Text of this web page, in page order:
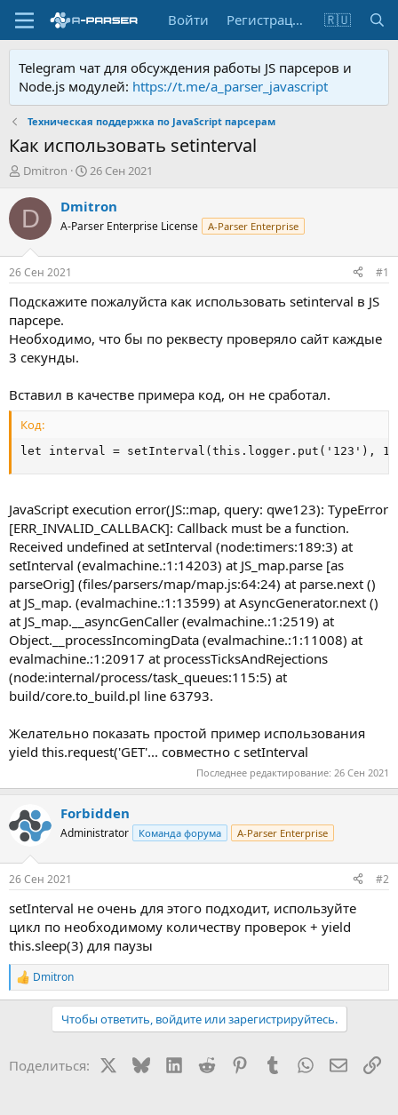
Войти Регистрация 🇷🇺
Telegram чат для обсуждения работы JS парсеров и
Node.js модулей: https://t.me/a_parser_javascript
Техническая поддержка по JavaScript парсерам
Как использовать setinterval
А
т
т
е
м
ы
Dmitron
Д
т
н
а
л
26 Сен 2021
D Dmitron
A-Parser Enterprise License A-Parser Enterprise
26 Сен 2021 #1
Подскажите пожалуйста как использовать setinterval в JS
парсере.
Необходимо, что бы по реквесту проверяло сайт каждые
3 секунды.
Вставил в качестве примера код, он не сработал.
Код:
let interval = setInterval(this.logger.put('123'),
JavaScript execution error(JS::map, query: qwe123): TypeError
[ERR_INVALID_CALLBACK]: Callback must be a function.
Received undefined at setInterval (node:timers:189:3) at
setInterval (evalmachine.:1:14203) at JS_map.parse [as
parseOrig] (files/parsers/map/map.js:64:24) at parse.next ()
at JS_map. (evalmachine.:1:13599) at AsyncGenerator.next ()
at JS_map.__asyncGenCaller (evalmachine.:1:2519) at
Object.__processIncomingData (evalmachine.:1:11008) at
evalmachine.:1:20917 at processTicksAndRejections
(node:internal/process/task_queues:115:5) at
build/core.to_build.pl line 63793.
Желательно показать простой пример использования
yield this.request('GET'... совместно с setInterval
Последнее редактирование: 26 Сен 2021
Forbidden
Administrator Команда форума A-Parser Enterprise
26 Сен 2021 #2
setInterval не очень для этого подходит, используйте
цикл по необходимому количеству проверок + yield
this.sleep(3) для паузы
Р
е
и
Dmitron
Чтобы ответить, войдите или зарегистрируйтесь.
Поделиться: BlueskyLinkedIn
Reddit PinterestTumblr WhatsApp